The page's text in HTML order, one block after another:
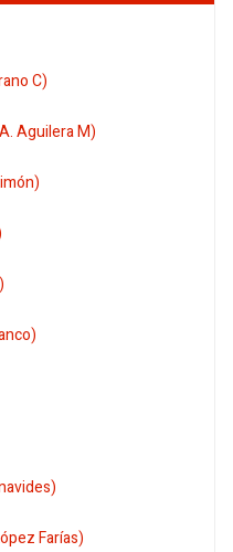
C)
Aguilera M)
Farías)